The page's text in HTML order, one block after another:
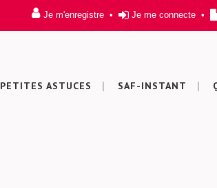
Je m'enregistre • Je me connecte •
PETITES ASTUCES SAF-INSTANT